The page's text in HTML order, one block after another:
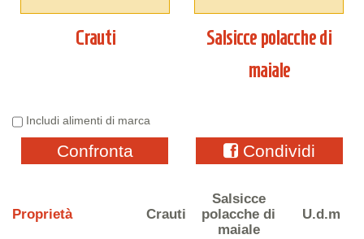
Crauti
Salsicce polacche di
maiale
Includi alimenti di marca
Confronta Condividi
Proprietà Crauti
Salsicce
polacche di
maiale
U.d.m